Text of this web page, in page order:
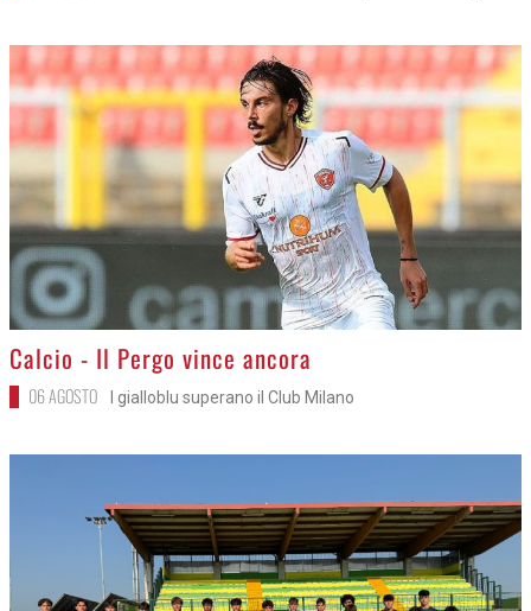
>
Calcio - Il Pergo vince ancora
06 AGOSTO I gialloblu superano il Club Milano